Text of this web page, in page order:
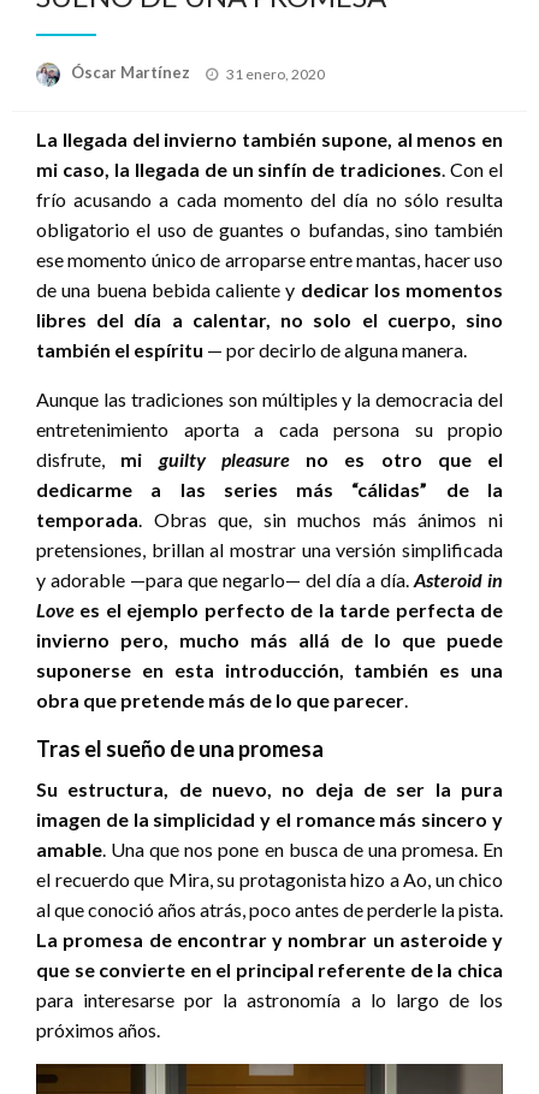
Óscar Martínez
Publicado
31 enero, 2020
La llegada del invierno también supone, al menos en
mi caso, la llegada de un sinfín de tradiciones. Con el
frío acusando a cada momento del día no sólo resulta
obligatorio el uso de guantes o bufandas, sino también
ese momento único de arroparse entre mantas, hacer uso
de una buena bebida caliente y dedicar los momentos
libres del día a calentar, no solo el cuerpo, sino
también el espíritu — por decirlo de alguna manera.
Aunque las tradiciones son múltiples y la democracia del
entretenimiento aporta a cada persona su propio
disfrute, mi guilty pleasureno es otro que el
dedicarme a las series más “cálidas” de la
temporada. Obras que, sin muchos más ánimos ni
pretensiones, brillan al mostrar una versión simplificada
y adorable —para que negarlo— del día a día. Asteroid in
Love es el ejemplo perfecto de la tarde perfecta de
invierno pero, mucho más allá de lo que puede
suponerse en esta introducción, también es una
obra que pretende más de lo que parecer.
Tras el sueño de una promesa
Su estructura, de nuevo, no deja de ser la pura
imagen de la simplicidad y el romance más sincero y
amable. Una que nos pone en busca de una promesa. En
el recuerdo que Mira, su protagonista hizo a Ao, un chico
al que conoció años atrás, poco antes de perderle la pista.
La promesa de encontrar y nombrar un asteroide y
que se convierte en el principal referente de la chica
para interesarse por la astronomía a lo largo de los
próximos años.